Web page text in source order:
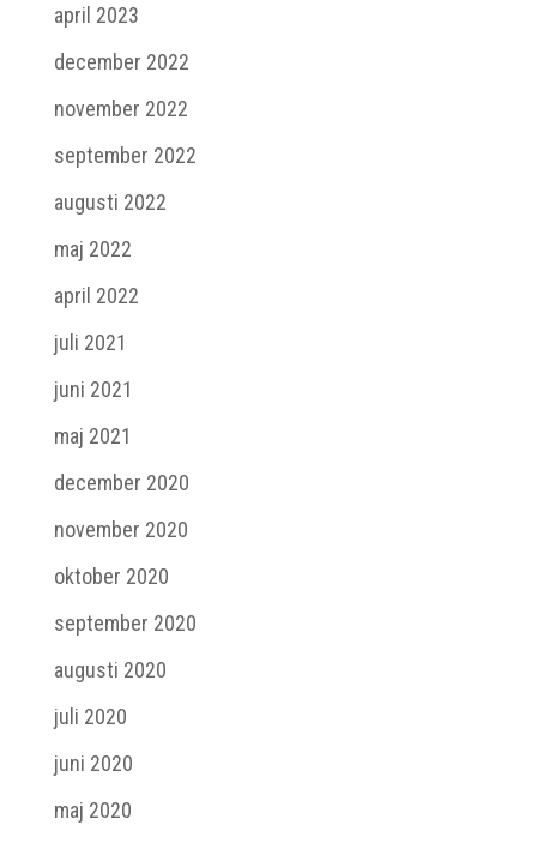
april 2023
december 2022
november 2022
september 2022
augusti 2022
maj 2022
april 2022
juli 2021
juni 2021
maj 2021
december 2020
november 2020
oktober 2020
september 2020
augusti 2020
juli 2020
juni 2020
maj 2020